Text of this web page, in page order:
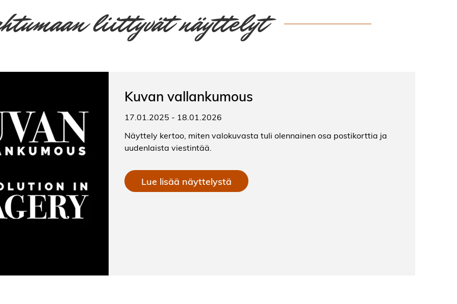
liittyvät näyttelyt
Kuvan vallankumous
17.01.2025 - 18.01.2026
Näyttely kertoo, miten valokuvasta tuli olennainen osa postikorttia ja
uudenlaista viestintää.
Lue lisää näyttelystä